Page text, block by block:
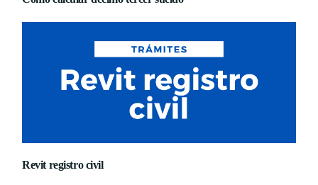
Revit registro civil